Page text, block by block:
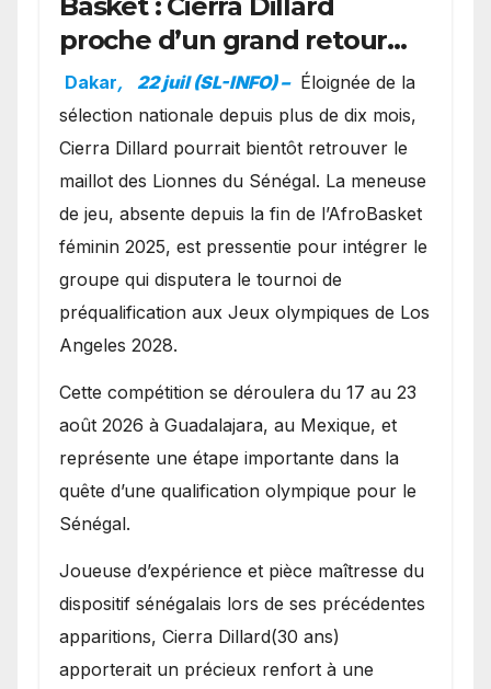
proche d’un grand retour
avec les Lionnes ?
Dakar, 22 juil (SL-INFO) – Éloignée de la
sélection nationale depuis plus de dix mois,
Cierra Dillard pourrait bientôt retrouver le
maillot des Lionnes du Sénégal. La meneuse
de jeu, absente depuis la fin de l’AfroBasket
féminin 2025, est pressentie pour intégrer le
groupe qui disputera le tournoi de
préqualification aux Jeux olympiques de Los
Angeles 2028.
Cette compétition se déroulera du 17 au 23
août 2026 à Guadalajara, au Mexique, et
représente une étape importante dans la
quête d’une qualification olympique pour le
Sénégal.
Joueuse d’expérience et pièce maîtresse du
dispositif sénégalais lors de ses précédentes
apparitions, Cierra Dillard(30 ans)
apporterait un précieux renfort à une